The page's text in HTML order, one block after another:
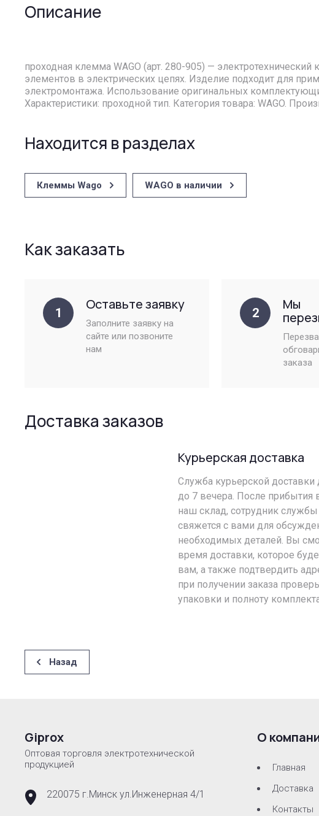
Описание
проходная клемма WAGO (арт. 280-905) —
элементов в электрических цепях. Изделие подходит для
электромонтажа. Использование оригинальных
Характеристики: проходной тип. Категория товара: WAGO.
Находится в разделах
Клеммы Wago WAGO в наличии
Как заказать
1
Оставьте заявку
Заполните заявку на
сайте или позвоните
нам
2
Мы
заказа
Доставка заказов
Курьерская доставка
Служба курьерской доставки
до 7 вечера. После прибытия
наш склад, сотрудник службы
свяжется с вами для
необходимых деталей. Вы
время доставки, которое
вам, а также подтвердить
при получении заказа
упаковки и полноту
Назад
Giprox
Оптовая торговля электротехнической
продукцией
220075 г.Минск ул.Инженерная 4/1
О
Главная
Доставка
Контакты